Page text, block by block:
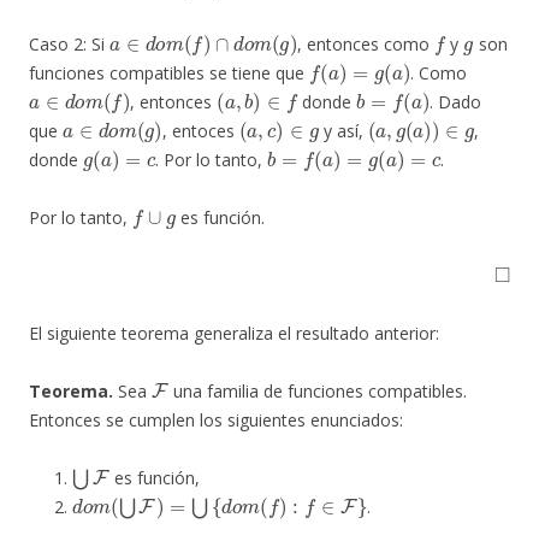
Caso 2: Si
o (f )∩ om g
, entonces como
f
y
son
funciones compatibles se tiene que
f(a)=g(a )
. Como
a∈dom(f)
, entonces
(a,b)∈f
donde
b =f(a)
. Dado
que
a∈do m (g)
, entoces
(a, c)∈ g
y así,
(a g(a))∈g
,
donde
g (a)=c
. Por lo tanto,
b=f( a)=g(a )=c
.
Por lo tanto,
∪
es función.
◻
El siguiente teorema generaliza el resultado anterior:
Teorema. Sea
F
una familia de funciones compatibles.
Entonces se cumplen los siguientes enunciados:
⋃ F
es función,
dom(⋃F)=⋃{dom f ∈
.